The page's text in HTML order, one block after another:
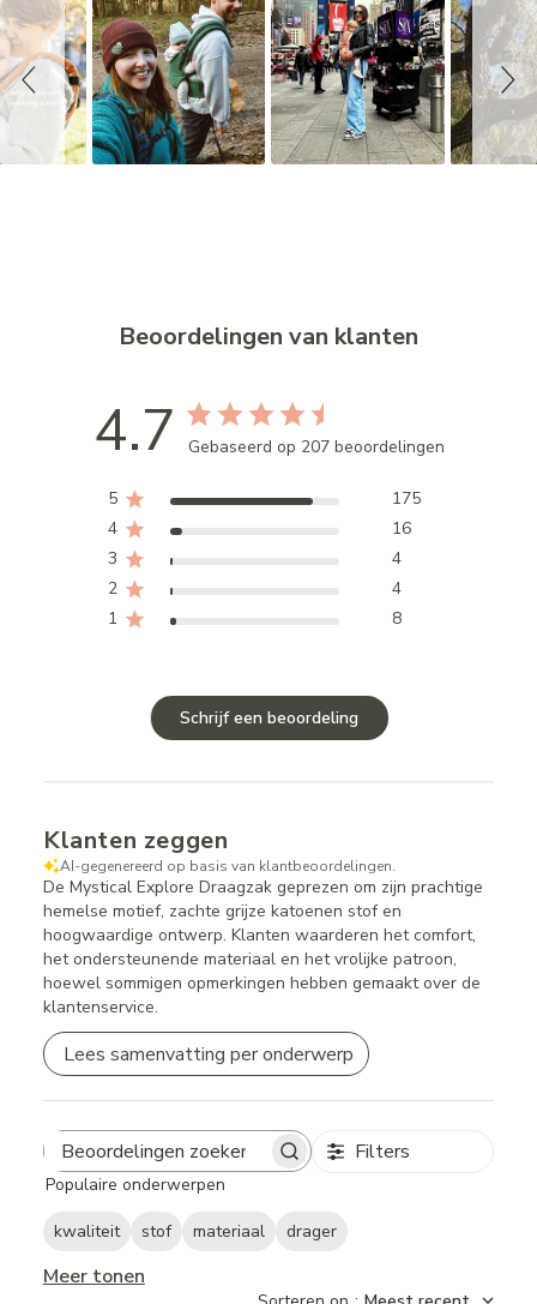
d
e
s
h
o
Beoordelingen van klanten
4.7 Gebaseerd op 207 beoordelingen
5
175
4
16
3
4
2
4
1
8
Schrijf een beoordeling
Klanten zeggen
AI-gegenereerd op basis van klantbeoordelingen.
De Mystical Explore Draagzak geprezen om zijn prachtige
hemelse motief, zachte grijze katoenen stof en
hoogwaardige ontwerp. Klanten waarderen het comfort,
het ondersteunende materiaal en het vrolijke patroon,
hoewel sommigen opmerkingen hebben gemaakt over de
klantenservice.
Lees samenvatting per onderwerp
Search
reviews
Filters
Populaire onderwerpen
kwaliteit stof materiaal drager
Meer tonen